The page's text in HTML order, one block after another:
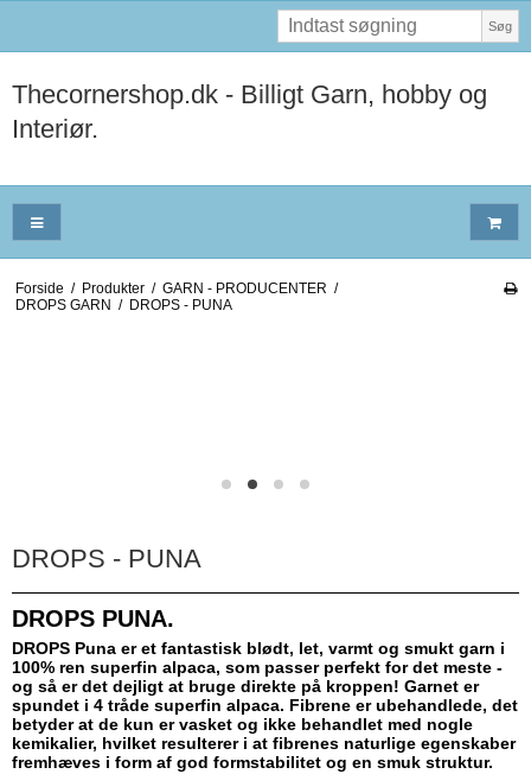
Søg
Thecornershop.dk - Billigt Garn, hobby og
Interiør.
Forside / Produkter / GARN - PRODUCENTER /
DROPS GARN / DROPS - PUNA
DROPS - PUNA
DROPS PUNA.
DROPS Puna er et fantastisk blødt, let, varmt og smukt garn i
100% ren superfin alpaca, som passer perfekt for det meste -
og så er det dejligt at bruge direkte på kroppen! Garnet er
spundet i 4 tråde superfin alpaca. Fibrene er ubehandlede, det
betyder at de kun er vasket og ikke behandlet med nogle
kemikalier, hvilket resulterer i at fibrenes naturlige egenskaber
fremhæves i form af god formstabilitet og en smuk struktur.